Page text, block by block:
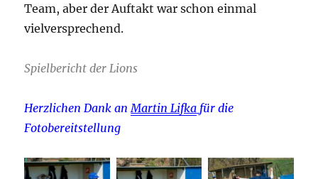
Team, aber der Auftakt war schon einmal
vielversprechend.
Spielbericht der Lions
Herzlichen Dank an Martin Lifka für die
Fotobereitstellung